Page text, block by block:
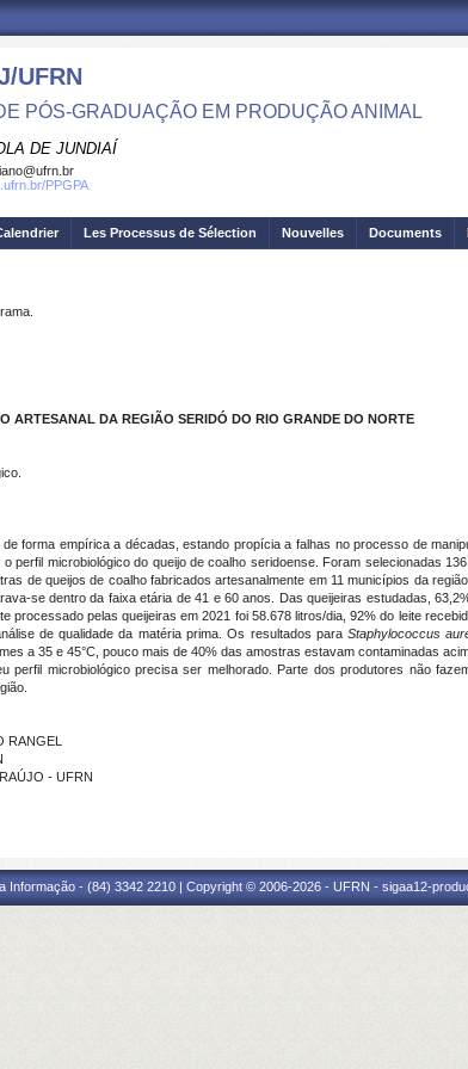
UFRN
PÓS-GRADUAÇÃO EM PRODUÇÃO ANIMAL
DE JUNDIAÍ
PPGPA
Les Processus de Sélection Nouvelles Documents
ARTESANAL DA REGIÃO SERIDÓ DO RIO GRANDE DO NORTE
forma empírica a décadas, estando propícia a falhas no processo de
perfil microbiológico do queijo de coalho seridoense. Foram selecionadas
de queijos de coalho fabricados artesanalmente em 11 municípios da
se dentro da faixa etária de 41 e 60 anos. Das queijeiras estudadas,
processado pelas queijeiras em 2021 foi 58.678 litros/dia, 92% do leite
de qualidade da matéria prima. Os resultados paraStaphylococcus
a 35 e 45°C, pouco mais de 40% das amostras estavam contaminadas
perfil microbiológico precisa ser melhorado. Parte dos produtores não
RANGEL
- UFRN
Informação - (84) 3342 2210 | Copyright © 2006-2026 - UFRN - sigaa12-